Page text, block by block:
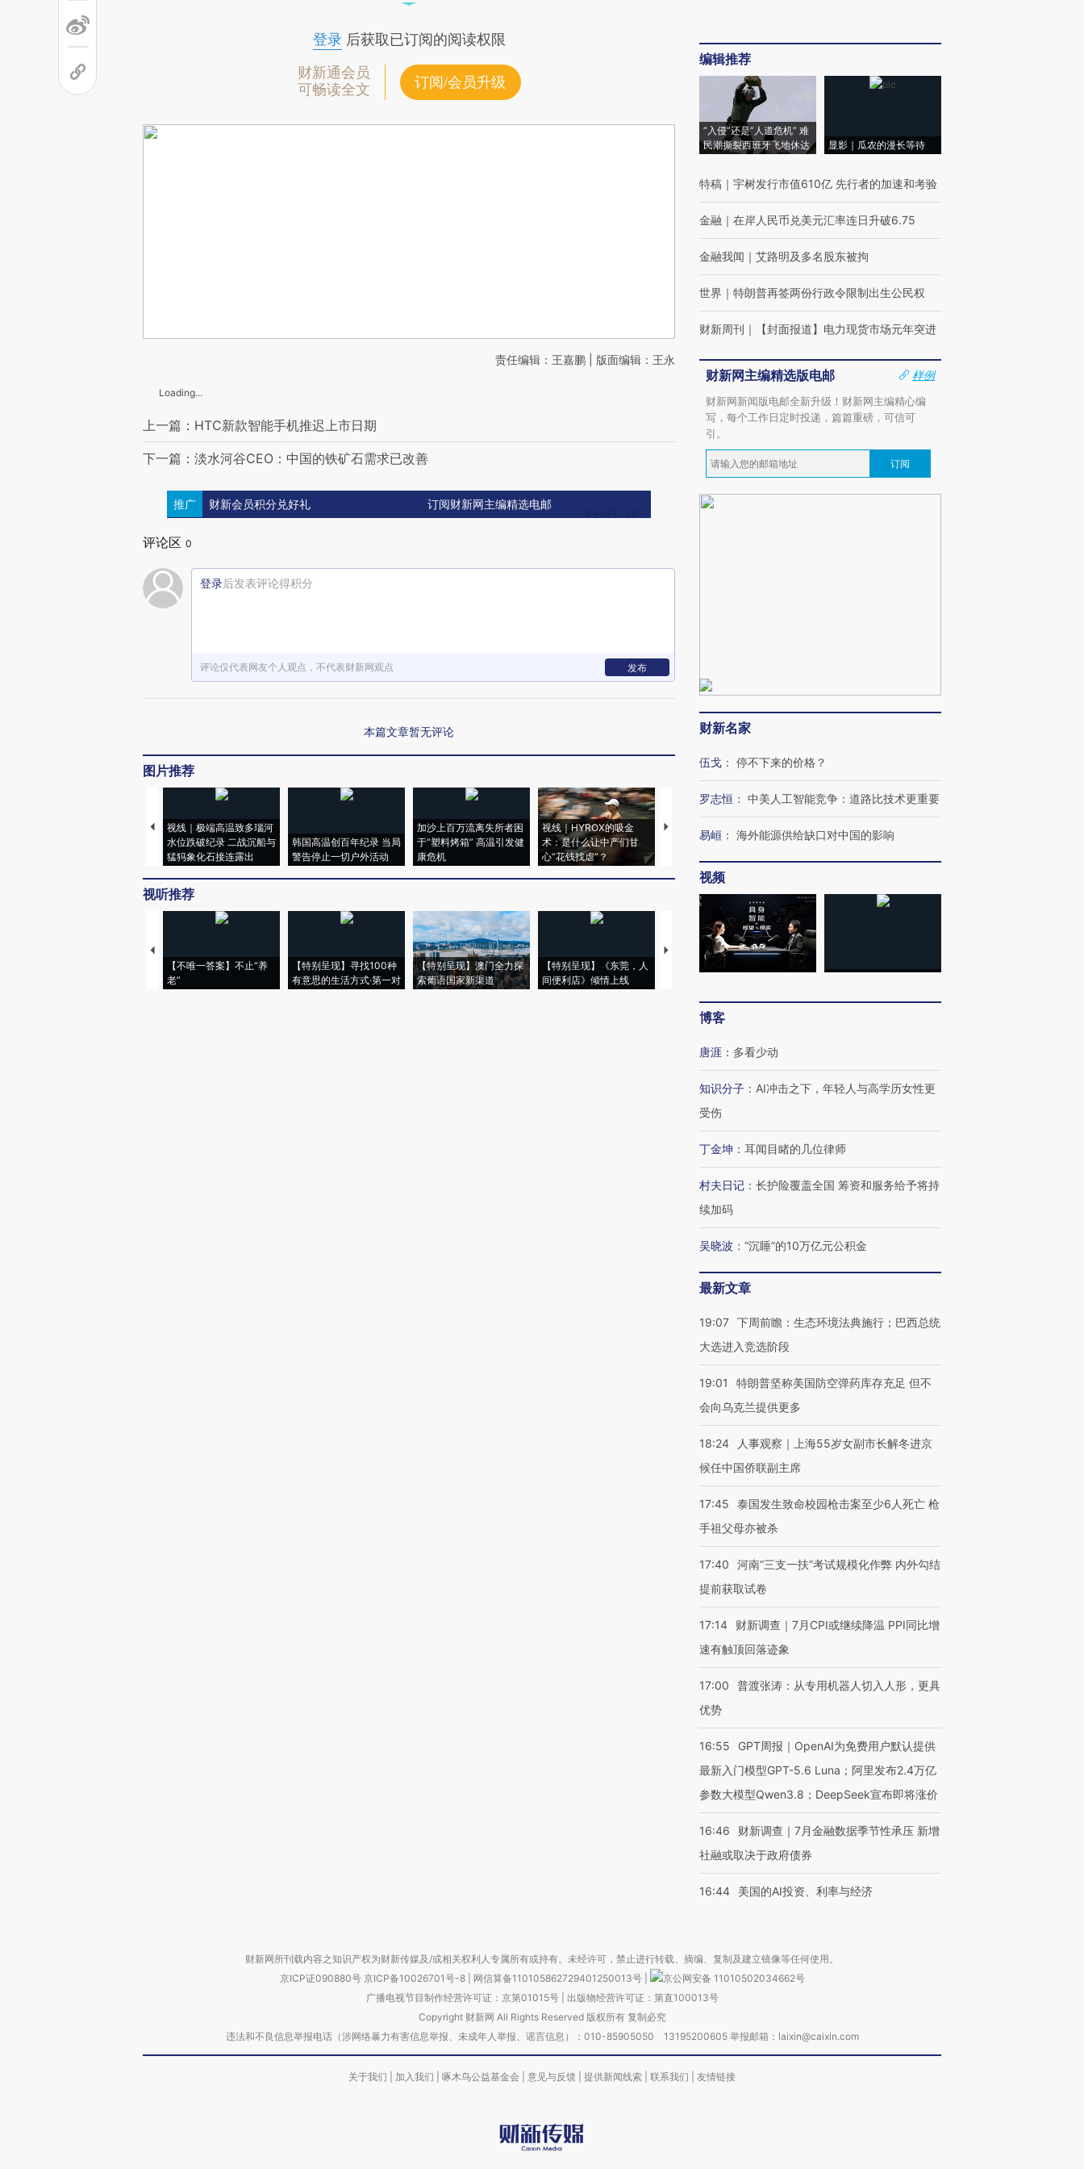
登录后获取已订阅的阅读权限
财新通会员
可畅读全文
订阅/会员升级
责任编辑：王嘉鹏 | 版面编辑：王永
Loading...
上一篇：HTC新款智能手机推迟上市日期
下一篇：淡水河谷CEO：中国的铁矿石需求已改善
推广 财新会员积分兑好礼 订阅财新网主编精选电邮
评论区 0
登录后发表评论得积分
评论仅代表网友个人观点，不代表财新网观点 发布
本篇文章暂无评论
图片推荐
视线｜极端高温致多瑙河
水位跌破纪录 二战沉船与
猛犸象化石接连露出
韩国高温创百年纪录 当局
警告停止一切户外活动
加沙上百万流离失所者困
于“塑料烤箱” 高温引发健
康危机
视线｜HYROX的吸金
术：是什么让中产们甘
心“花钱找虐”？
马航飞行员跨国走私7万
粒摇头丸 尿检体内含3种
视线｜被称为“蟑螂”的印
度Z世代 用街头抗争将教
视听推荐
【不唯一答案】不止“养
老”
【特别呈现】寻找100种
有意思的生活方式·第一对
【特别呈现】澳门全力探
索葡语国家新渠道
【特别呈现】《东莞，人
间便利店》倾情上线
【推广】走进第四届链博
会，让数智科技“链”接产
【特别呈现】寻找100种
编辑推荐
“入侵”还是“人道危机” 难
民潮撕裂西班牙飞地休达
显影｜瓜农的漫长等待
特稿 ｜ 宇树发行市值610亿 先行者的加速和考验
金融 ｜ 在岸人民币兑美元汇率连日升破6.75
金融我闻 ｜ 艾路明及多名股东被拘
世界 ｜ 特朗普再签两份行政令限制出生公民权
财新周刊 ｜ 【封面报道】电力现货市场元年突进
财新网主编精选版电邮
样例
财新网新闻版电邮全新升级！财新网主编精心编
写，每个工作日定时投递，篇篇重磅，可信可
引。
订阅
财新名家
伍戈 ： 停不下来的价格？
罗志恒 ： 中美人工智能竞争：道路比技术更重要
易峘 ： 海外能源供给缺口对中国的影响
视频
博客
唐涯 ： 多看少动
知识分子 ： AI冲击之下，年轻人与高学历女性更
受伤
丁金坤 ： 耳闻目睹的几位律师
村夫日记 ： 长护险覆盖全国 筹资和服务给予将持
续加码
吴晓波 ： “沉睡”的10万亿元公积金
最新文章
19:07 下周前瞻：生态环境法典施行；巴西总统
大选进入竞选阶段
19:01
特朗普坚称美国防空弹药库存充足 但不
会向乌克兰提供更多
18:24
人事观察｜上海55岁女副市长解冬进京
候任中国侨联副主席
17:45
泰国发生致命校园枪击案至少6人死亡 枪
手祖父母亦被杀
17:40
河南“三支一扶”考试规模化作弊 内外勾结
提前获取试卷
17:14
财新调查｜7月CPI或继续降温 PPI同比增
速有触顶回落迹象
17:00
普渡张涛：从专用机器人切入人形，更具
优势
16:55
GPT周报｜OpenAI为免费用户默认提供
最新入门模型GPT-5.6 Luna；阿里发布2.4万亿
参数大模型Qwen3.8；DeepSeek宣布即将涨价
16:46
财新调查｜7月金融数据季节性承压 新增
社融或取决于政府债券
16:44 美国的AI投资、利率与经济
财新网所刊载内容之知识产权为财新传媒及/或相关权利人专属所有或持有。未经许可，禁止进行转载、摘编、复制及建立镜像等任何使用。
京ICP证090880号 京ICP备10026701号-8 网信算备110105862729401250013号
京公网安备 11010502034662号
广播电视节目制作经营许可证：京第01015号| 出版物经营许可证：第直100013号
Copyright 财新网 All Rights Reserved 版权所有 复制必究
违法和不良信息举报电话（涉网络暴力有害信息举报、未成年人举报、谣言信息）：010-85905050 13195200605 举报邮箱：laixin@caixin.com
关于我们 加入我们 啄木鸟公益基金会 意见与反馈 提供新闻线索 联系我们 友情链接